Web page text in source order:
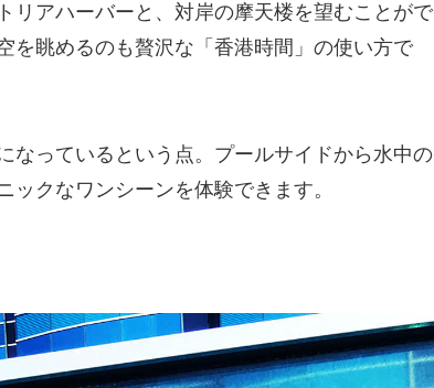
リアハーバーと、対岸の摩天楼を望むことがで
を眺めるのも贅沢な「香港時間」の使い方で
なっているという点。プールサイドから水中の
クなワンシーンを体験できます。